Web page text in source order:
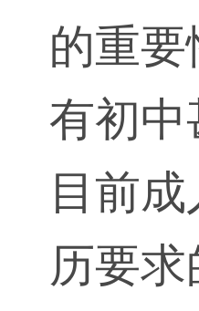
的重
有初中
目前
历要